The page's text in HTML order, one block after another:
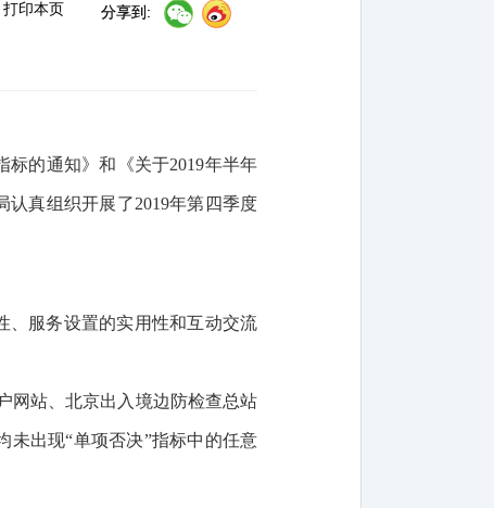
打印本页 分享到:
标的通知》和《关于2019年半年
认真组织开展了2019年第 四季度
、服务设置的实用性和互动交流
网站、北京出入境边防检查总站
未出现“单项否决”指标中的任意